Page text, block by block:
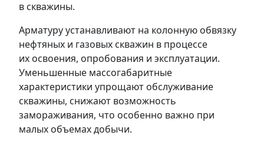
в скважины.
Арматуру устанавливают на колонную обвязку
нефтяных и газовых скважин в процессе
их освоения, опробования и эксплуатации.
Уменьшенные массогабаритные
характеристики упрощают обслуживание
скважины, снижают возможность
замораживания, что особенно важно при
малых объемах добычи.